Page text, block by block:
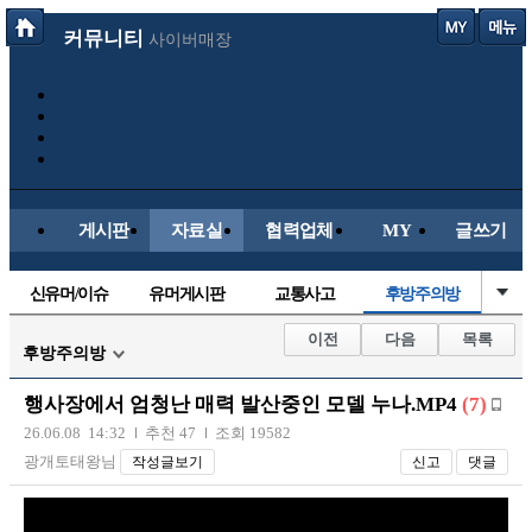
커뮤니티 사이버매장
게시판 자료실 협력업체 MY 글쓰기
신유머/이슈 유머게시판 교통사고 후방주의방
내차사진 직찍/특종
자동차사진 레이싱모델 자유사진 군사/무기
항공/해운/철도
장착시공사진
후방주의방
이전 다음 목록
행사장에서 엄청난 매력 발산중인 모델 누나.MP4 (7)
26.06.08 14:32 추천 47
조회 19582
광개토태왕님
작성글보기 신고 댓글